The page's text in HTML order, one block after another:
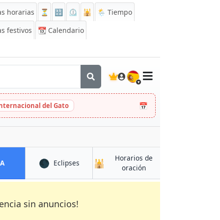
horarias ⏳ 🔡 ⏲️ 🕌
🌦️ Tiempo
festivos
📆 Calendario
🇪🇸
del Gato 📅
en Aībak 🌑 Eclipsesen Aībak
🕌
Horarios de
oraciónen Aībak
sin anuncios!